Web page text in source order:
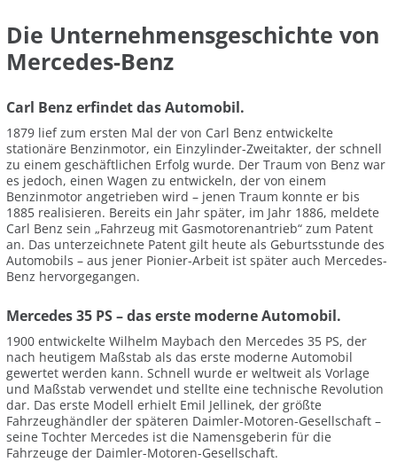
Die Unternehmensgeschichte von
Mercedes-Benz
Carl Benz erfindet das Automobil.
1879 lief zum ersten Mal der von Carl Benz entwickelte
stationäre Benzinmotor, ein Einzylinder-Zweitakter, der schnell
zu einem geschäftlichen Erfolg wurde. Der Traum von Benz war
es jedoch, einen Wagen zu entwickeln, der von einem
Benzinmotor angetrieben wird – jenen Traum konnte er bis
1885 realisieren. Bereits ein Jahr später, im Jahr 1886, meldete
Carl Benz sein „Fahrzeug mit Gasmotorenantrieb“ zum Patent
an. Das unterzeichnete Patent gilt heute als Geburtsstunde des
Automobils – aus jener Pionier-Arbeit ist später auch Mercedes-
Benz hervorgegangen.
Mercedes 35 PS – das erste moderne Automobil.
1900 entwickelte Wilhelm Maybach den Mercedes 35 PS, der
nach heutigem Maßstab als das erste moderne Automobil
gewertet werden kann. Schnell wurde er weltweit als Vorlage
und Maßstab verwendet und stellte eine technische Revolution
dar. Das erste Modell erhielt Emil Jellinek, der größte
Fahrzeughändler der späteren Daimler-Motoren-Gesellschaft –
seine Tochter Mercedes ist die Namensgeberin für die
Fahrzeuge der Daimler-Motoren-Gesellschaft.